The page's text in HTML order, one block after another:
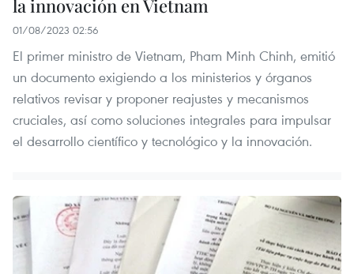
la innovación en Vietnam
01/08/2023 02:56
El primer ministro de Vietnam, Pham Minh Chinh, emitió
un documento exigiendo a los ministerios y órganos
relativos revisar y proponer reajustes y mecanismos
cruciales, así como soluciones integrales para impulsar
el desarrollo científico y tecnológico y la innovación.